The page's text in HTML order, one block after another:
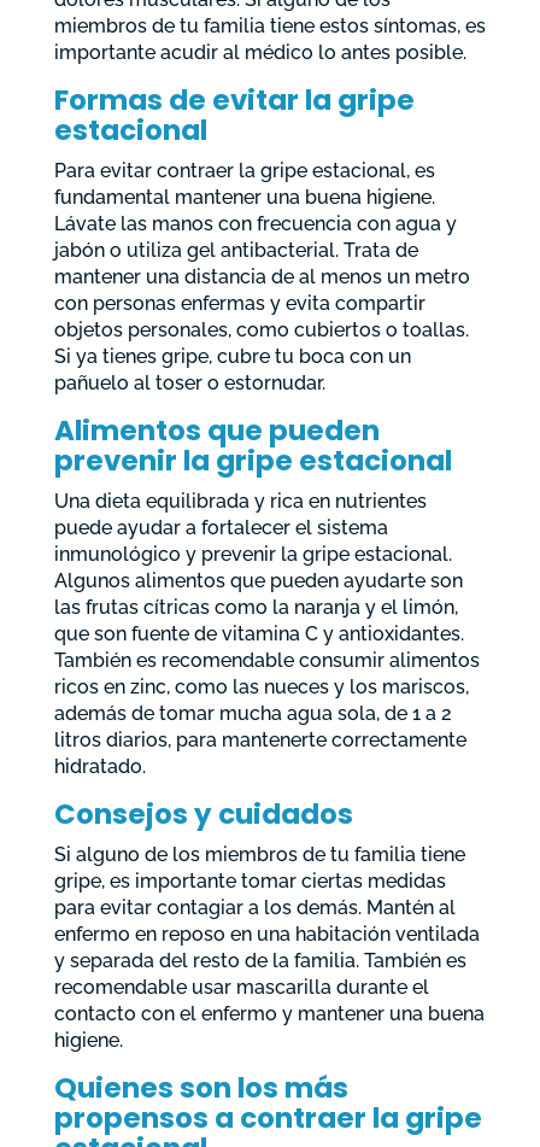
miembros de tu familia tiene estos síntomas, es
importante acudir al médico lo antes posible.
Formas de evitar la gripe
estacional
Para evitar contraer la gripe estacional, es
fundamental mantener una buena higiene.
Lávate las manos con frecuencia con agua y
jabón o utiliza gel antibacterial. Trata de
mantener una distancia de al menos un metro
con personas enfermas y evita compartir
objetos personales, como cubiertos o toallas.
Si ya tienes gripe, cubre tu boca con un
pañuelo al toser o estornudar.
Alimentos que pueden
prevenir la gripe estacional
Una dieta equilibrada y rica en nutrientes
puede ayudar a fortalecer el sistema
inmunológico y prevenir la gripe estacional.
Algunos alimentos que pueden ayudarte son
las frutas cítricas como la naranja y el limón,
que son fuente de vitamina C y antioxidantes.
También es recomendable consumir alimentos
ricos en zinc, como las nueces y los mariscos,
además de tomar mucha agua sola, de 1 a 2
litros diarios, para mantenerte correctamente
hidratado.
Consejos y cuidados
Si alguno de los miembros de tu familia tiene
gripe, es importante tomar ciertas medidas
para evitar contagiar a los demás. Mantén al
enfermo en reposo en una habitación ventilada
y separada del resto de la familia. También es
recomendable usar mascarilla durante el
contacto con el enfermo y mantener una buena
higiene.
Quienes son los más
propensos a contraer la gripe